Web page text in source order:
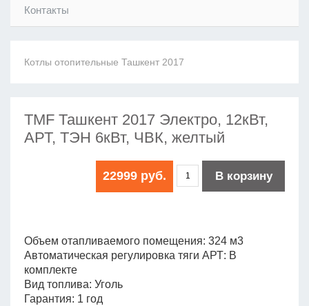
Контакты
Котлы отопительные Ташкент 2017
TMF Ташкент 2017 Электро, 12кВт,
АРТ, ТЭН 6кВт, ЧВК, желтый
22999 руб. В корзину
Объем отапливаемого помещения: 324 м3
Автоматическая регулировка тяги АРТ: В
комплекте
Вид топлива: Уголь
Гарантия: 1 год